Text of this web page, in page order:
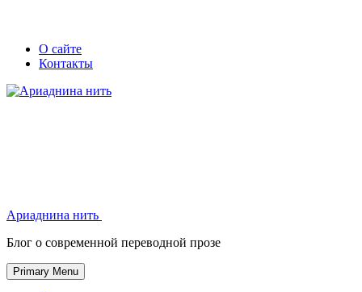
Skip
Secondary
left
navigation
Secondary
right
navigation
О сайте
Контакты
Ариаднина нить
Блог о современной переводной прозе
Primary Menu